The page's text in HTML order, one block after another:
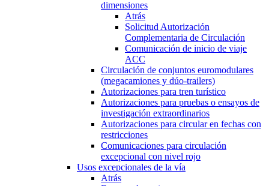
dimensiones
Atrás
Solicitud Autorización
Complementaria de Circulación
Comunicación de inicio de viaje
ACC
Circulación de conjuntos euromodulares
(megacamiones y dúo-trailers)
Autorizaciones para tren turístico
Autorizaciones para pruebas o ensayos de
investigación extraordinarios
Autorizaciones para circular en fechas con
restricciones
Comunicaciones para circulación
excepcional con nivel rojo
Usos excepcionales de la vía
Atrás